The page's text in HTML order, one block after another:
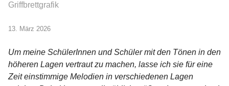
Griffbrettgrafik
13. März 2026
Um meine SchülerInnen und Schüler mit den Tönen in den
höheren Lagen vertraut zu machen, lasse ich sie für eine
Zeit einstimmige Melodien in verschiedenen Lagen